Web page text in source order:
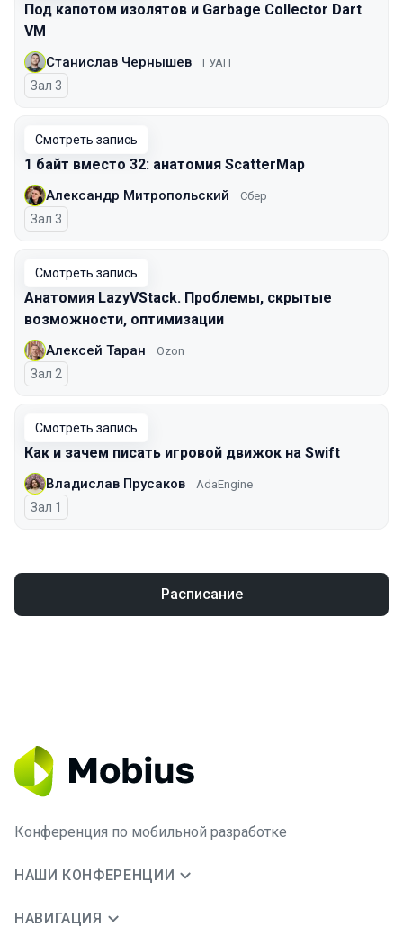
Под капотом изолятов и Garbage Collector Dart
VM
Станислав Чернышев ГУАП
Зал 3
Смотреть запись
1 байт вместо 32: анатомия ScatterMap
Александр Митропольский Сбер
Зал 3
Смотреть запись
Анатомия LazyVStack. Проблемы, скрытые
возможности, оптимизации
Алексей Таран Ozon
Зал 2
Смотреть запись
Как и зачем писать игровой движок на Swift
Владислав Прусаков AdaEngine
Зал 1
Расписание
Конференция по мобильной разработке
НАШИ КОНФЕРЕНЦИИ
НАВИГАЦИЯ